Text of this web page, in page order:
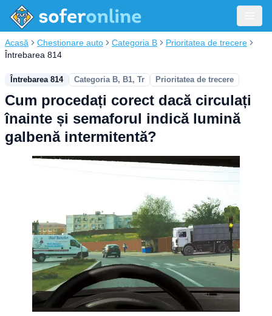
Acasă Chestionare auto Categoria B
Prioritatea de trecere
Întrebarea 814
Întrebarea 814 Categoria B, B1, Tr Prioritatea de trecere
Cum procedați corect dacă circulați
înainte și semaforul indică lumină
galbenă intermitentă?